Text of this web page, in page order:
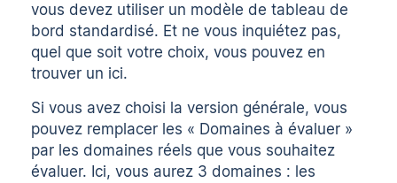
vous devez utiliser un modèle de tableau de
bord standardisé. Et ne vous inquiétez pas,
quel que soit votre choix, vous pouvez en
trouver un ici.
Si vous avez choisi la version générale, vous
pouvez remplacer les « Domaines à évaluer »
par les domaines réels que vous souhaitez
évaluer. Ici, vous aurez 3 domaines : les